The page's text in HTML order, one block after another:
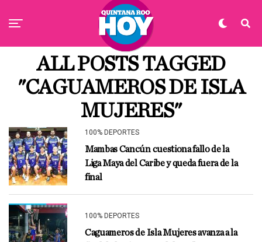
ALL POSTS TAGGED
"CAGUAMEROS DE ISLA
MUJERES"
100% DEPORTES
Mambas Cancún cuestiona fallo de la
Liga Maya del Caribe y queda fuera de la
final
100% DEPORTES
Caguameros de Isla Mujeres avanza a la